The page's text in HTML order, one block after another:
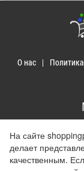
О нас
На сайте
делает
качественным.